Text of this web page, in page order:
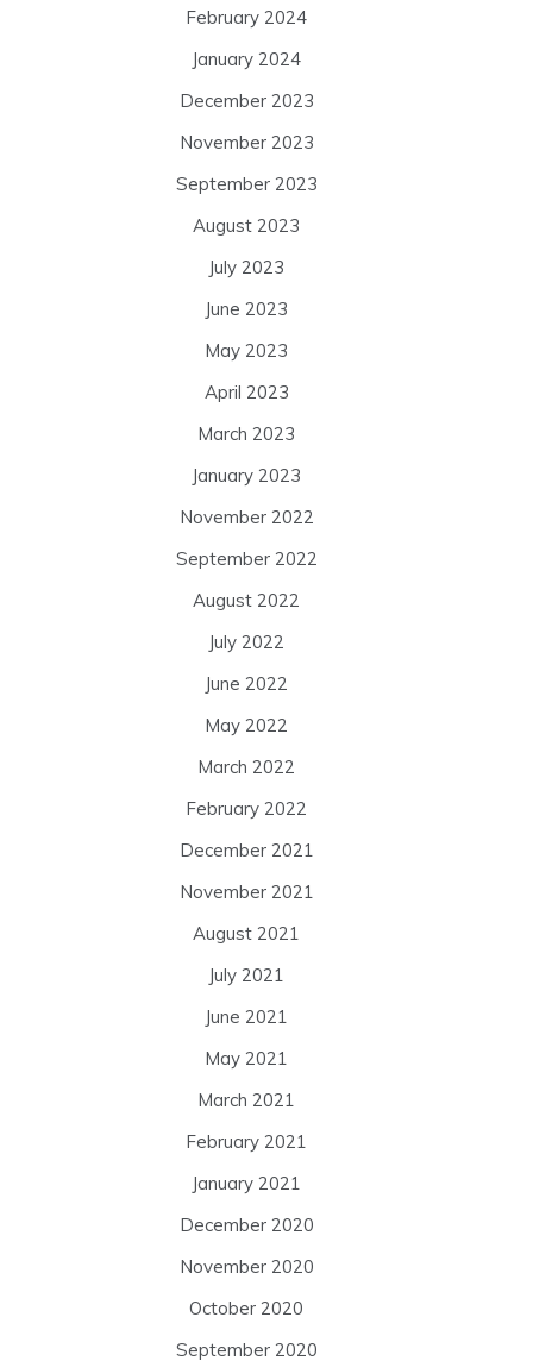
February 2024
January 2024
December 2023
November 2023
September 2023
August 2023
July 2023
June 2023
May 2023
April 2023
March 2023
January 2023
November 2022
September 2022
August 2022
July 2022
June 2022
May 2022
March 2022
February 2022
December 2021
November 2021
August 2021
July 2021
June 2021
May 2021
March 2021
February 2021
January 2021
December 2020
November 2020
October 2020
September 2020